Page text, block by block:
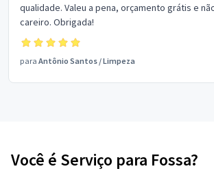
qualidade. Valeu a pena, orçamento grátis e
careiro. Obrigada!
para Antônio Santos /Limpeza
Você é Serviço para Fossa?